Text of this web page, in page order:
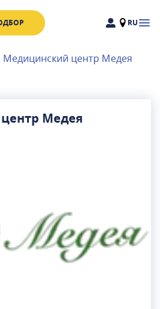
RU
Медицинский центр Медея
Медея